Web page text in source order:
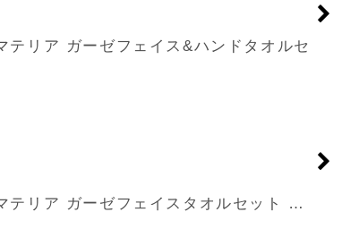
リア ガーゼフェイス&ハンドタオルセ
リア ガーゼフェイスタオルセット …